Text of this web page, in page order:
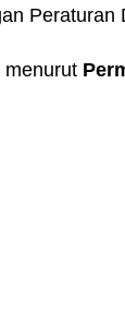
Peraturan
menurut